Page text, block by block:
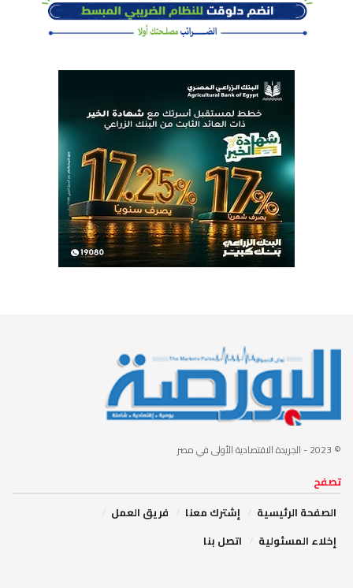
© 2023 - الجريدة الاقتصادية الأولى في مصر
تصفح
الصفحة الرئيسية
إشترك معنا
فريق العمل
إخلاء المسئولية
اتصل بنا